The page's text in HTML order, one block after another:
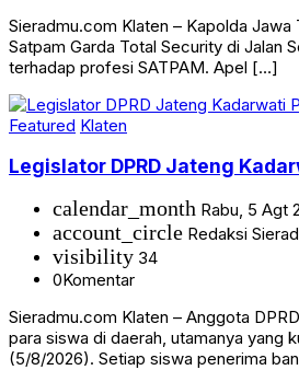
Sieradmu.com Klaten – Kapolda
Satpam Garda Total Security di Jalan
terhadap profesi SATPAM. Apel […]
Featured Klaten
Legislator DPRD Jateng
calendar_month Rabu, 5 Agt
account_circle Redaksi
visibility 34
0Komentar
Sieradmu.com Klaten – Anggota
para siswa di daerah, utamanya yang
(5/8/2026). Setiap siswa penerima